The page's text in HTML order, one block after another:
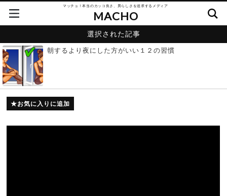
マッチョ！本当のカッコ良さ、男らしさを追求するメディア
MACHO
選択された記事
朝するより夜にした方がいい１２の習慣
お気に入りに追加